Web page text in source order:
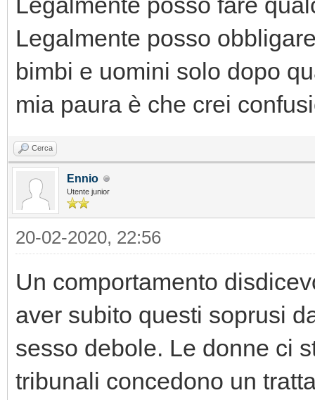
Legalmente posso
bimbi e uomini solo dopo
mia paura è che crei
Cerca
Ennio
Utente junior
20-02-2020, 22:56
Un comportamento
aver subito questi soprusi
sesso debole. Le donne ci
tribunali concedono un